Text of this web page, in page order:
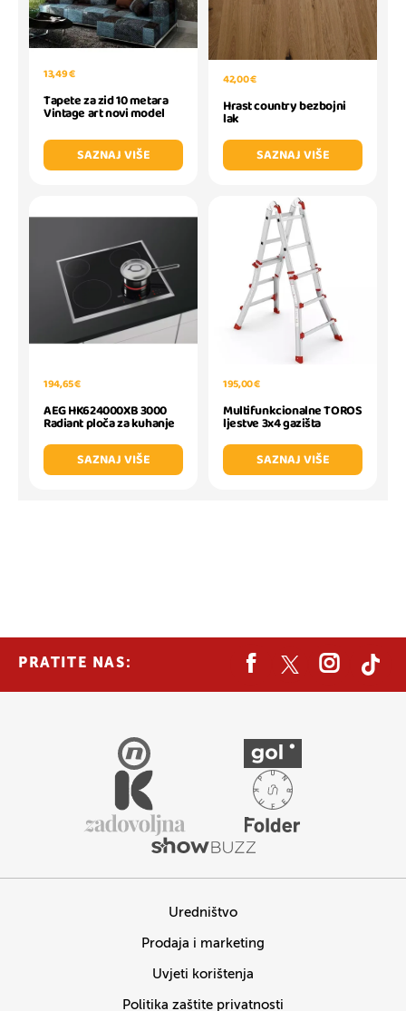
13,49 €
Tapete za zid 10 metara
Vintage art novi model
SAZNAJ VIŠE
42,00 €
Hrast country bezbojni
lak
SAZNAJ VIŠE
194,65 €
AEG HK624000XB 3000
Radiant ploča za kuhanje
SAZNAJ VIŠE
195,00 €
Multifunkcionalne TOROS
ljestve 3x4 gazišta
SAZNAJ VIŠE
PRATITE NAS:
Uredništvo
Prodaja i marketing
Uvjeti korištenja
Politika zaštite privatnosti